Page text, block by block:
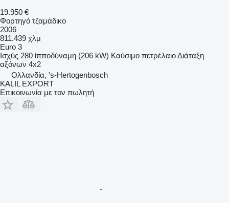
19.950 €
Φορτηγό τζαμάδικο
2006
811.439 χλμ
Euro 3
Ισχύς 280 ίπποδύναμη (206 kW) Καύσιμο πετρέλαιοΔιάταξη
αξόνων 4x2
Ολλανδία, 's-Hertogenbosch
KALIL EXPORT
Επικοινωνία με τον πωλητή